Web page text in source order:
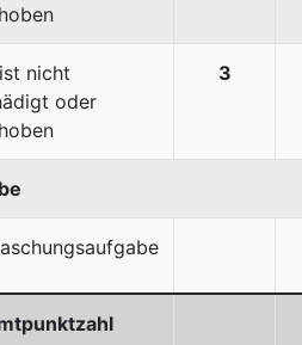
nicht
oder
3